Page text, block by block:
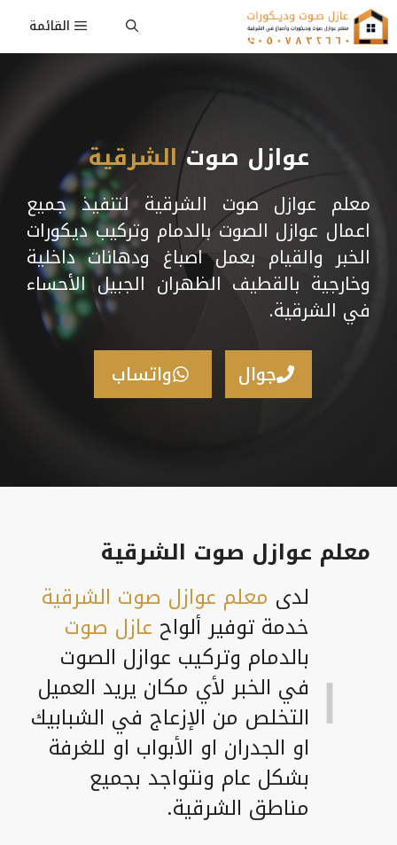
انتقل
إلى
المحتوى
القائمة
عوازل صوتالشرقية
معلم عوازل صوت الشرقية لتنفيذ جميع
اعمال عوازل الصوت بالدمام وتركيب ديكورات
الخبر والقيام بعمل اصباغ ودهانات داخلية
وخارجية بالقطيف الظهران الجبيل الأحساء
في الشرقية.
جوال
واتساب
معلم عوازل صوت الشرقية
لدى معلم عوازل صوت الشرقية
خدمة توفير ألواح عازل صوت
بالدمام وتركيب عوازل الصوت
في الخبر لأي مكان يريد العميل
التخلص من الإزعاج في الشبابيك
او الجدران او الأبواب او للغرفة
بشكل عام ونتواجد بجميع
مناطق الشرقية.